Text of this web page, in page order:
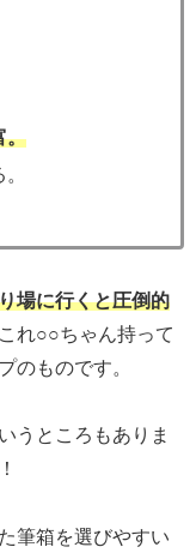
。
場に行くと圧倒的
れ○○ちゃん持って
のものです。
うところもありま
筆箱を選びやすい